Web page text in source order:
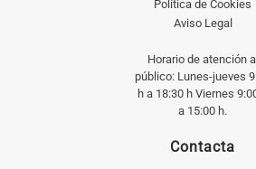
Política de Cookies
Aviso Legal
Horario de atención al
público: Lunes-jueves
h a 18:30 h Viernes
a 15:00 h.
Contacta